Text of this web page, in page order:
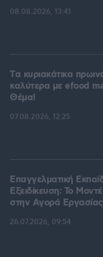
08.08.2026, 13:41
Tα κυριακάτικα
καλύτερα με efood
Θέμα!
07.08.2026, 12:25
Επαγγελματική
Εξειδίκευση: Το
στην Aγορά Eργασίας
26.07.2026, 09:54